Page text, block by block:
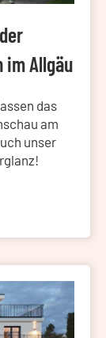
im Allgäu
das
am
unser